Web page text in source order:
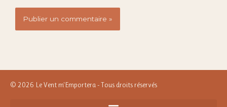
© 2026 Le Vent m'Emportera - Tous droits réservés